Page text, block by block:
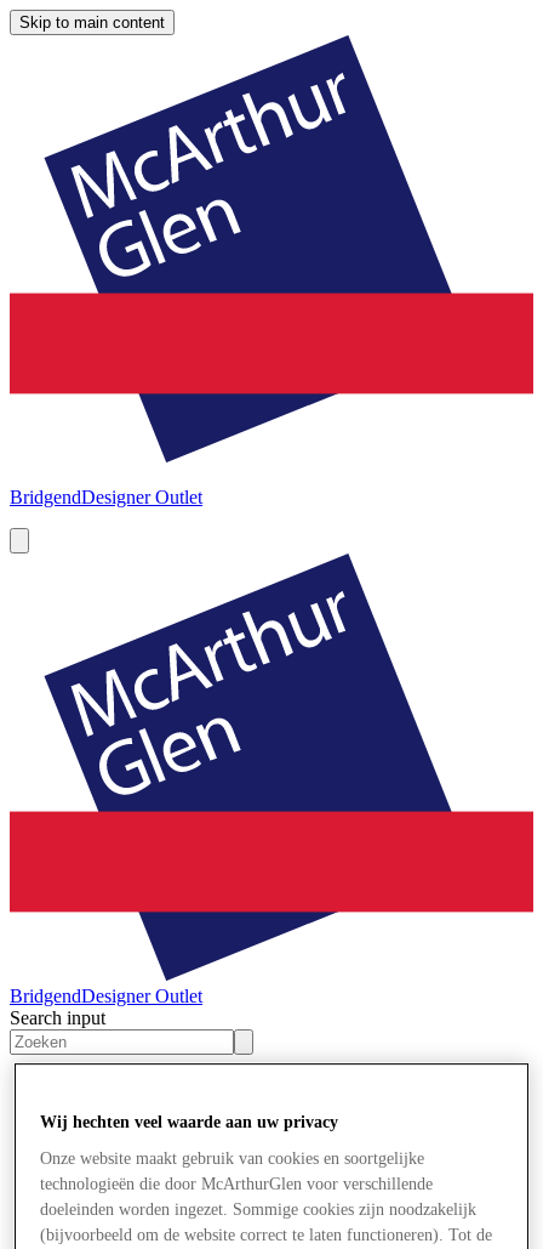
Skip to main content
BridgendDesigner Outlet
BridgendDesigner Outlet
Search input
Plan je bezoek
Wat is er aan
Diensten
Cadeaubonnen
Centrale kaart
Wij hechten veel waarde aan uw privacy
Onze website maakt gebruik van cookies en soortgelijke
technologieën die door McArthurGlen voor verschillende
doeleinden worden ingezet. Sommige cookies zijn noodzakelijk
(bijvoorbeeld om de website correct te laten functioneren). Tot de